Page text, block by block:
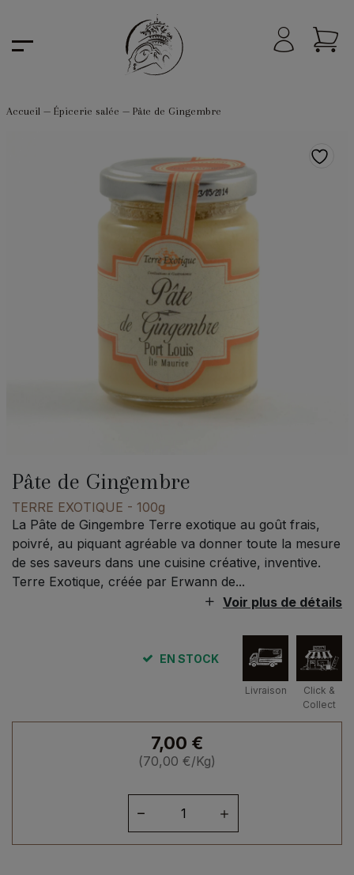
Accueil— Épicerie salée — Pâte de Gingembre
Pâte de Gingembre
TERRE EXOTIQUE - 100g
La Pâte de Gingembre Terre exotique au goût frais,
poivré, au piquant agréable va donner toute la mesure
de ses saveurs dans une cuisine créative, inventive.
Terre Exotique, créée par Erwann de...
Voir plus de détails
EN STOCK
Livraison
Click &
Collect
7,00 €
(70,00 €/Kg)
Pâte